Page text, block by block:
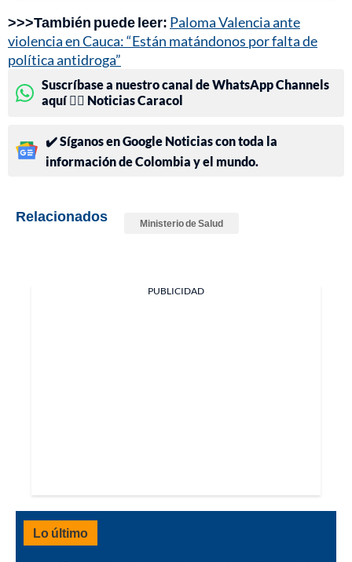
>>>También puede leer: Paloma Valencia ante
violencia en Cauca: “Están matándonos por falta de
política antidroga”
Suscríbase a nuestro canal de WhatsApp Channels
aquí 👉🏻 Noticias Caracol
✔️ Síganos en Google Noticias con toda la
información de Colombia y el mundo.
Relacionados Ministerio de Salud
PUBLICIDAD
Lo último